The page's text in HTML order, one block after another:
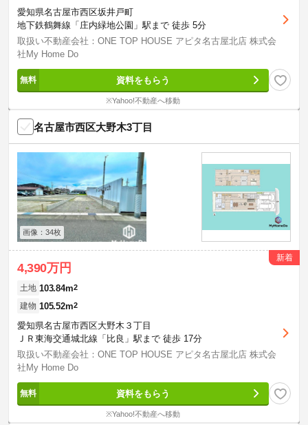
愛知県名古屋市西区坂井戸町
地下鉄鶴舞線「庄内緑地公園」駅まで 徒歩 5分
取扱い不動産会社：ONE TOP HOUSE アピタ名古屋北店 株式会
社My Home Do
資料をもらう
※Yahoo!不動産へ移動
名古屋市西区大野木3丁目
画像：34枚
4,390万円
新着
土地 103.84m2
建物 105.52m2
愛知県名古屋市西区大野木３丁目
ＪＲ東海交通城北線「比良」駅まで 徒歩 17分
取扱い不動産会社：ONE TOP HOUSE アピタ名古屋北店 株式会
社My Home Do
資料をもらう
※Yahoo!不動産へ移動